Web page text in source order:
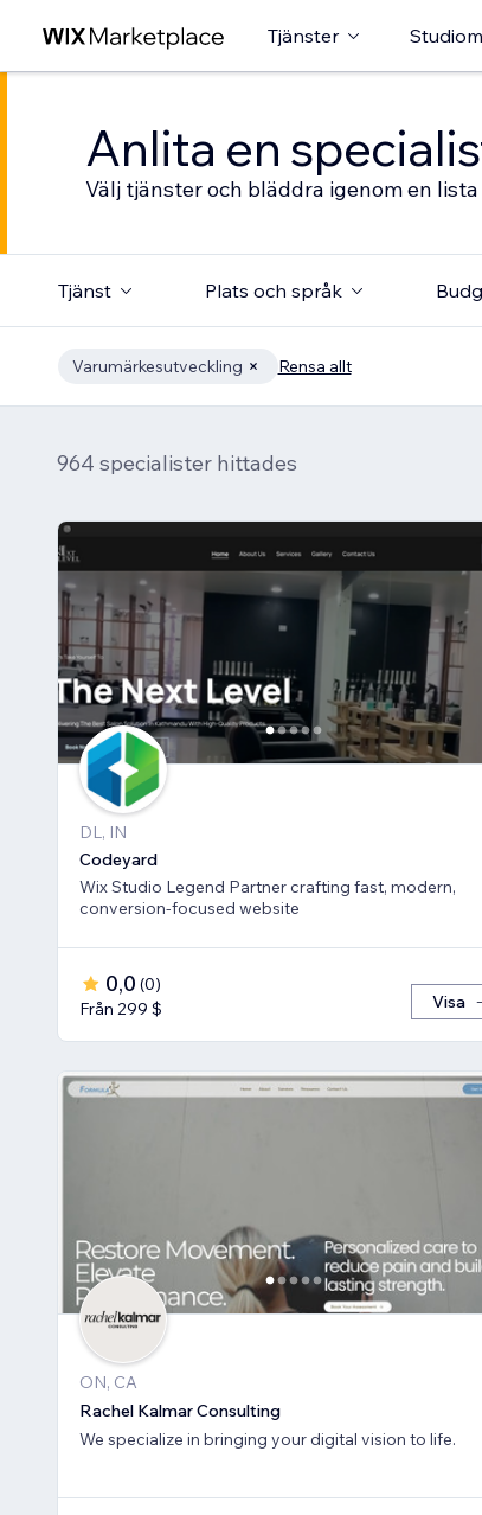
Tjänster
Anlita en
Välj tjänster och bläddra igenom en
Tjänst Plats och språk
Varumärkesutveckling Rensa allt
964 specialister hittades
DL, IN
Codeyard
Wix Studio Legend Partner crafting fast, modern,
conversion-focused website
0,0 (0)
Från 299 $
Visa
ON, CA
Rachel Kalmar Consulting
We specialize in bringing your digital vision to life.